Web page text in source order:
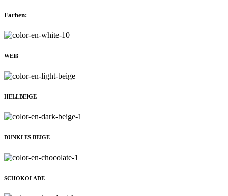
Farben:
WEIß
HELLBEIGE
DUNKLES BEIGE
SCHOKOLADE